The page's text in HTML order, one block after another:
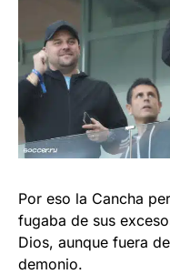
Por eso la Cancha
fugaba de sus
Dios, aunque fuera
demonio.